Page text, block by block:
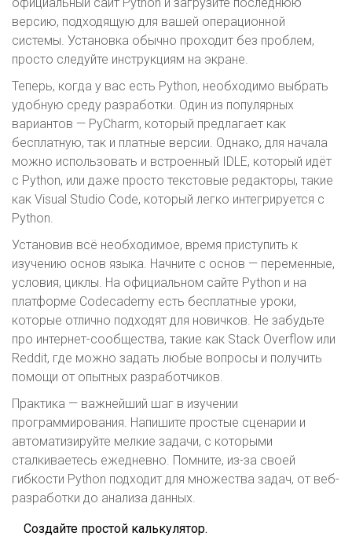
версию, подходящую для вашей операционной
системы. Установка обычно проходит без проблем,
просто следуйте инструкциям на экране.
Теперь, когда у вас есть Python, необходимо выбрать
удобную среду разработки. Один из популярных
вариантов — PyCharm, который предлагает как
бесплатную, так и платные версии. Однако, для начала
можно использовать и встроенный IDLE, который идёт
с Python, или даже просто текстовые редакторы, такие
как Visual Studio Code, который легко интегрируется с
Python.
Установив всё необходимое, время приступить к
изучению основ языка. Начните с основ — переменные,
условия, циклы. На официальном сайте Python и на
платформе Codecademy есть бесплатные уроки,
которые отлично подходят для новичков. Не забудьте
про интернет-сообщества, такие как Stack Overflow или
Reddit, где можно задать любые вопросы и получить
помощи от опытных разработчиков.
Практика — важнейший шаг в изучении
программирования. Напишите простые сценарии и
автоматизируйте мелкие задачи, с которыми
сталкиваетесь ежедневно. Помните, из-за своей
гибкости Python подходит для множества задач, от веб-
разработки до анализа данных.
Создайте простой калькулятор.